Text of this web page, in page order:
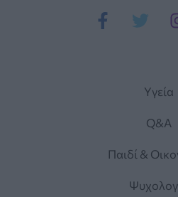
Yγεία
Q&A
Παιδί &